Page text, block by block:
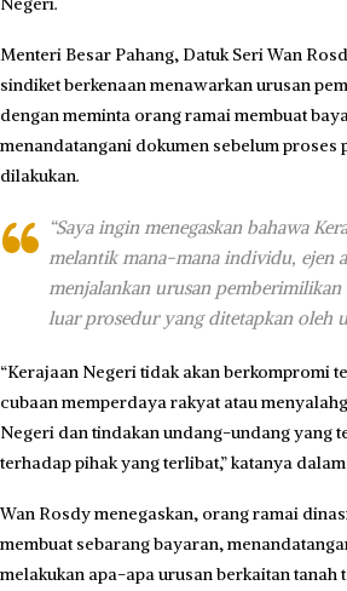
Menteri Besar Pahang, Datuk Seri Wan
sindiket berkenaan menawarkan urusan
dengan meminta orang ramai membuat
menandatangani dokumen sebelum proses
dilakukan.
“Saya ingin menegaskan bahawa
melantik mana-mana individu, ejen
menjalankan urusan pemberimilikan
luar prosedur yang ditetapkan oleh
“Kerajaan Negeri tidak akan berkompromi
cubaan memperdaya rakyat atau
Negeri dan tindakan undang-undang yang
terhadap pihak yang terlibat,” katanya
Wan Rosdy menegaskan, orang ramai
membuat sebarang bayaran,
melakukan apa-apa urusan berkaitan tanah